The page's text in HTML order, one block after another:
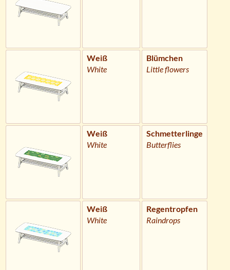
Weiß
White
Blümchen
Little flowers
Weiß
White
Schmetterlinge
Butterflies
Weiß
White
Regentropfen
Raindrops